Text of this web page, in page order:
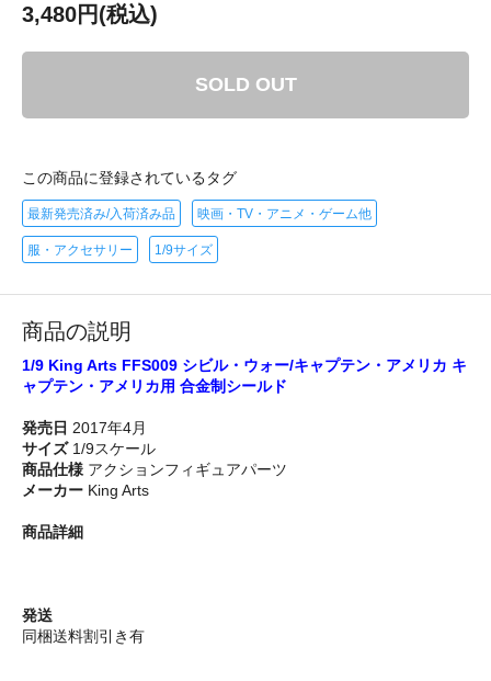
3,480円(税込)
SOLD OUT
この商品に登録されているタグ
最新発売済み/入荷済み品 映画・TV・アニメ・ゲーム他
服・アクセサリー 1/9サイズ
商品の説明
1/9 King Arts FFS009 シビル・ウォー/キャプテン・アメリカ キ
ャプテン・アメリカ用 合金制シールド
発売日 2017年4月
サイズ1/9スケール
商品仕様 アクションフィギュアパーツ
メーカー King Arts
商品詳細
発送
同梱送料割引き有